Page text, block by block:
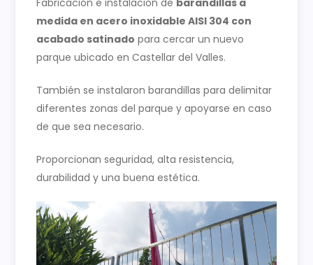
medida en acero inoxidable AISI 304 con
acabado satinado para cercar un nuevo
parque ubicado en Castellar del Valles.
También se instalaron barandillas para delimitar
diferentes zonas del parque y apoyarse en caso
de que sea necesario.
Proporcionan seguridad, alta resistencia,
durabilidad y una buena estética.